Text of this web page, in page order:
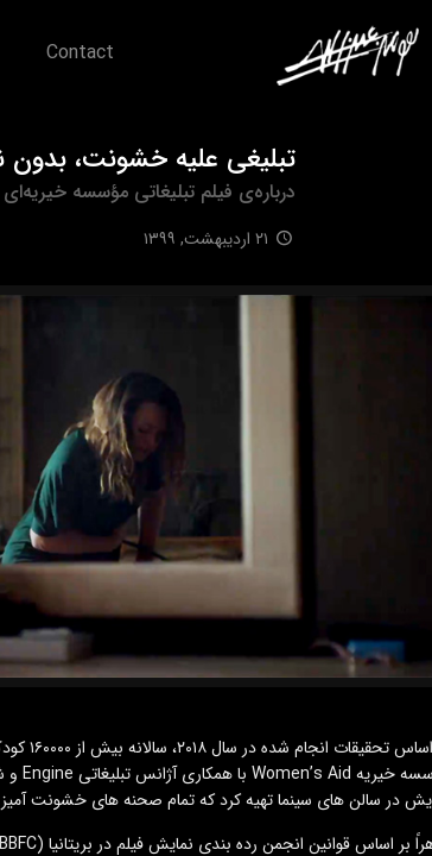
Contact
تبلیغی علیه خشونت،
درباره‌ی فیلم تبلیغاتی مؤسسه خیریه‌ای که
۲۱ اردیبهشت, ۱۳۹۹
بر اساس
در سالن های سینما تهیه کرد که تمام صحنه های خشونت